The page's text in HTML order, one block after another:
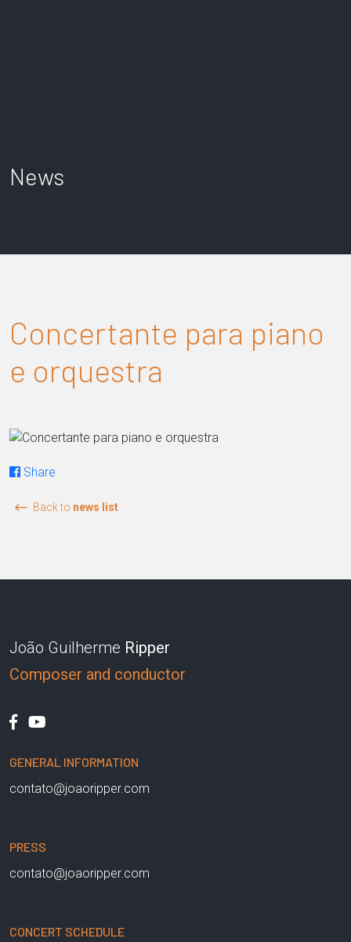
News
Concertante para piano
e orquestra
Share
Back to news list
João Guilherme Ripper
Composer and conductor
GENERAL INFORMATION
contato@joaoripper.com
PRESS
contato@joaoripper.com
CONCERT SCHEDULE